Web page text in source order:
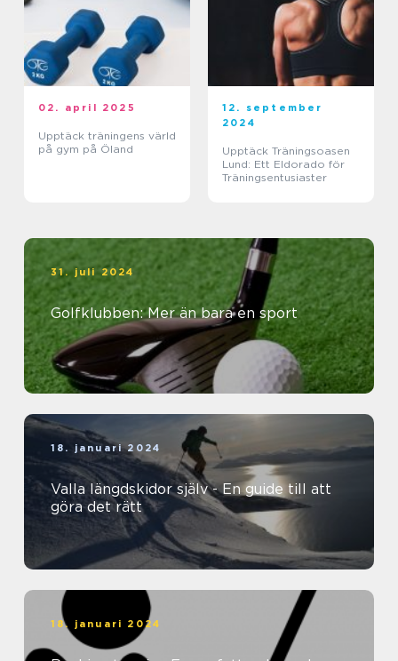
02. april 2025
Upptäck träningens värld
på gym på Öland
12. september
2024
Upptäck Träningsoasen
Lund: Ett Eldorado för
Träningsentusiaster
31. juli 2024
Golfklubben: Mer än bara en sport
18. januari 2024
Valla längdskidor själv - En guide till att
göra det rätt
18. januari 2024